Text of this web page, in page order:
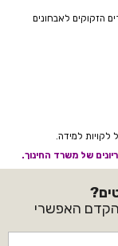
הזקוקים לאבחונים
לקויות למידה.
של משרד החינוך.
האפשרי